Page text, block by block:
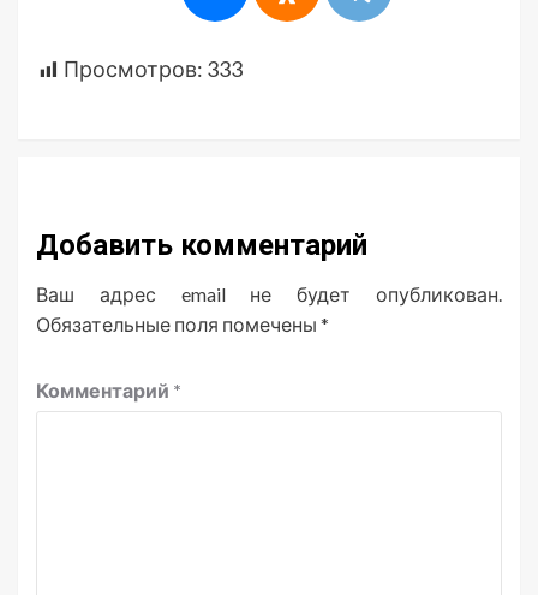
Просмотров: 333
Добавить комментарий
Ваш адрес email не будет опубликован.
Обязательные поля помечены *
Комментарий *